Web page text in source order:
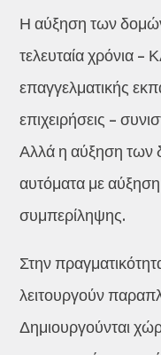
Η αύξηση των
τελευταία χρόνια –
επαγγελματικής
επιχειρήσεις –
Αλλά η αύξηση των
αυτόματα με
συμπερίληψης.
Στην
λειτουργούν
Δημιουργούνται